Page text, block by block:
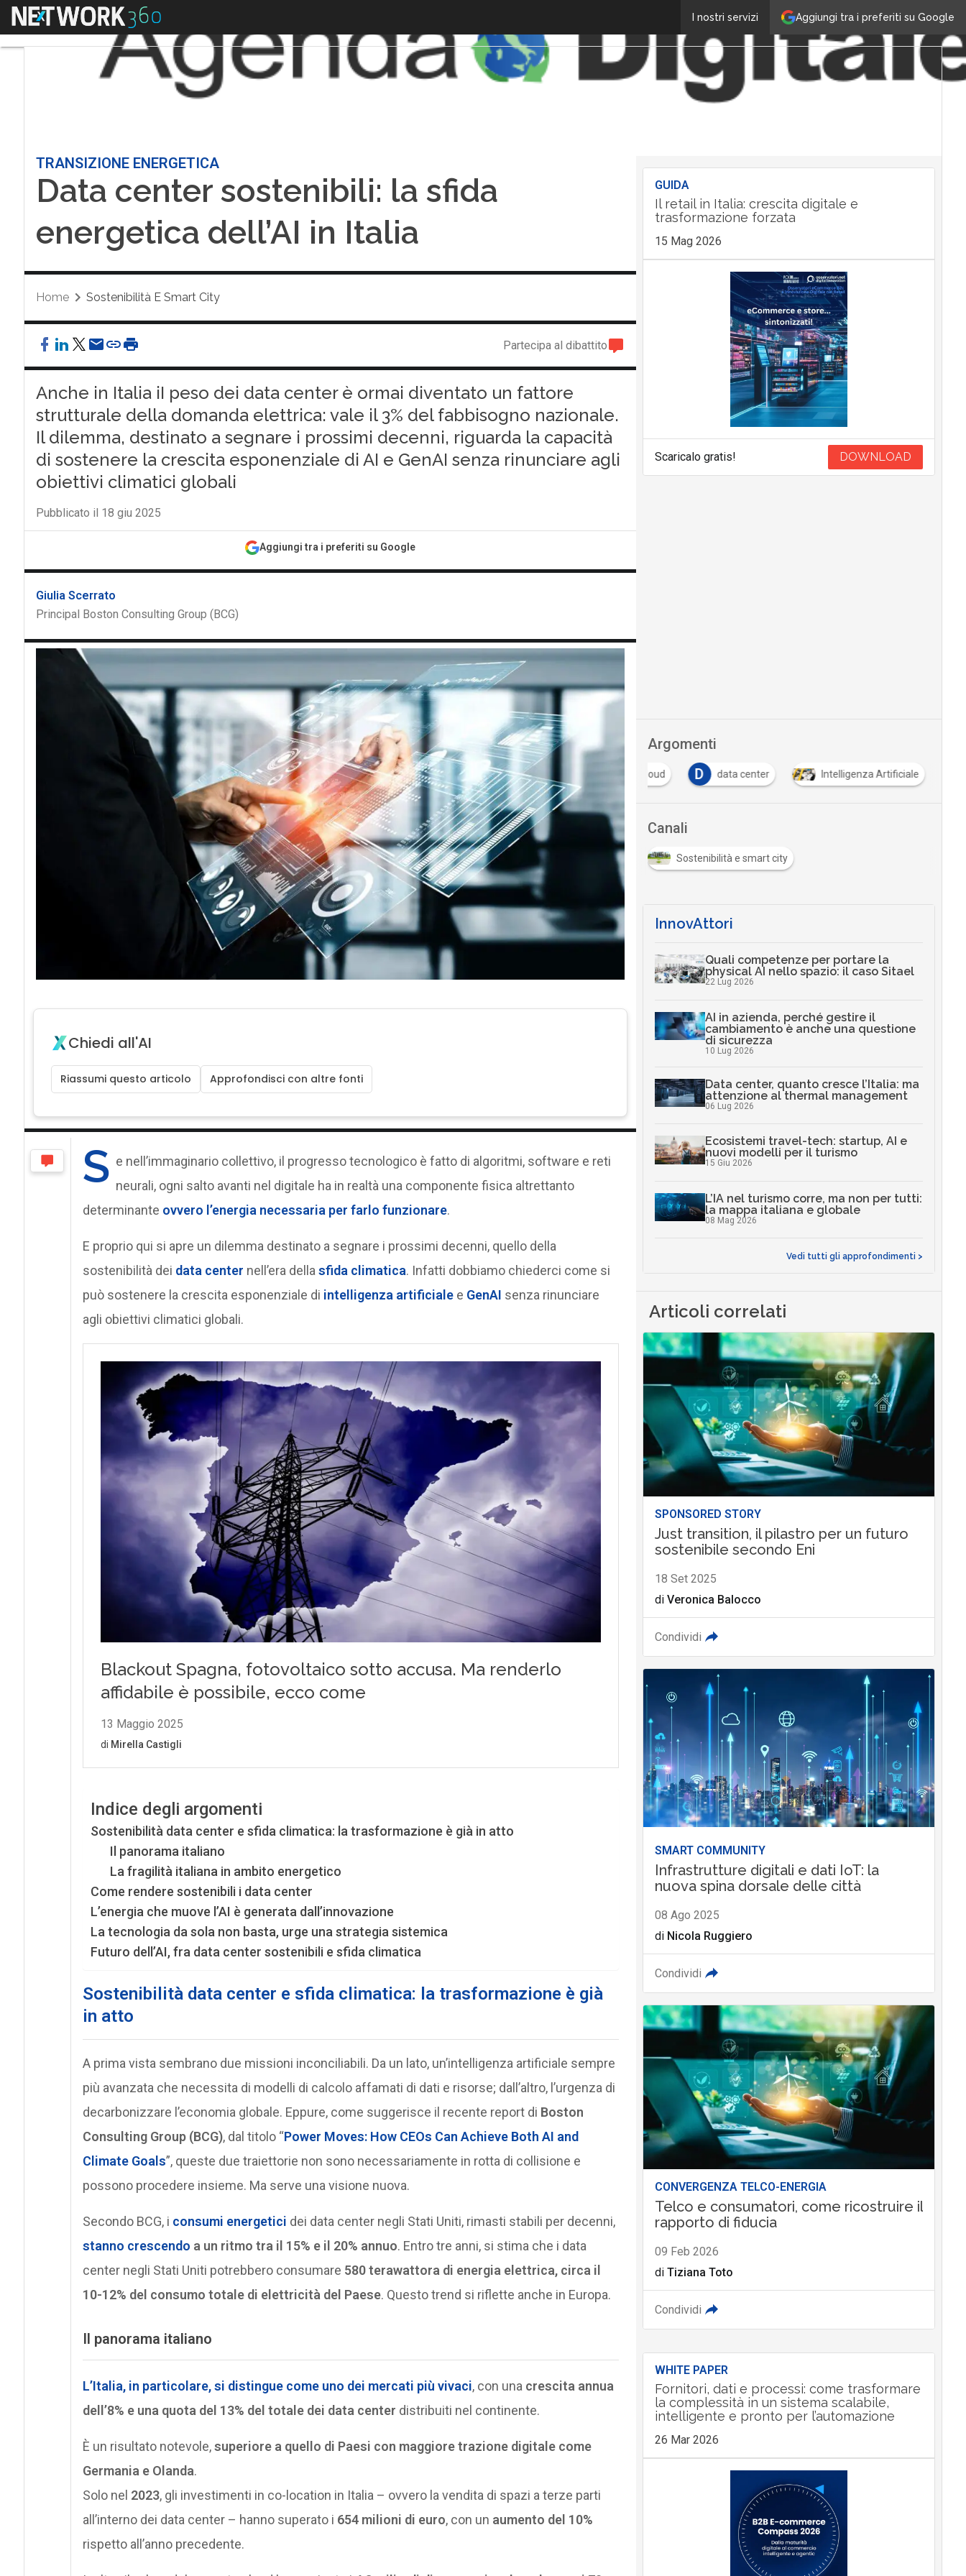
Aggiungi tra i preferiti su Google
I nostri servizi
Menu
TRANSIZIONE ENERGETICA
Data center sostenibili: la sfida
energetica dell’AI in Italia
Home Sostenibilità E Smart City
Partecipa al dibattito
Anche in Italia iI peso dei data center è ormai diventato un fattore
strutturale della domanda elettrica: vale il 3% del fabbisogno nazionale.
Il dilemma, destinato a segnare i prossimi decenni, riguarda la capacità
di sostenere la crescita esponenziale di AI e GenAI senza rinunciare agli
obiettivi climatici globali
Pubblicato il 18 giu 2025
Aggiungi tra i preferiti su Google
Giulia Scerrato
Principal Boston Consulting Group (BCG)
Chiedi all'AI
Riassumi questo articolo Approfondisci con altre fonti
S e nell’immaginario collettivo, il progresso tecnologico è fatto di algoritmi, software e reti
neurali, ogni salto avanti nel digitale ha in realtà una componente fisica altrettanto
determinante ovvero l’energia necessaria per farlo funzionare.
E proprio qui si apre un dilemma destinato a segnare i prossimi decenni, quello della
sostenibilità dei data center nell’era della sfida climatica. Infatti dobbiamo chiederci come si
può sostenere la crescita esponenziale di intelligenza artificialee GenAI senza rinunciare
agli obiettivi climatici globali.
Indice degli argomenti
Sostenibilità data center e sfida climatica: la trasformazione è già in atto
Il panorama italiano
La fragilità italiana in ambito energetico
Come rendere sostenibili i data center
L’energia che muove l’AI è generata dall’innovazione
La tecnologia da sola non basta, urge una strategia sistemica
Futuro dell’AI, fra data center sostenibili e sfida climatica
Sostenibilità data center e sfida climatica: la trasformazione è già
in atto
A prima vista sembrano due missioni inconciliabili. Da un lato, un’intelligenza artificiale sempre
più avanzata che necessita di modelli di calcolo affamati di dati e risorse; dall’altro, l’urgenza di
decarbonizzare l’economia globale. Eppure, come suggerisce il recente report di Boston
Consulting Group (BCG), dal titolo “Power Moves: How CEOs Can Achieve Both AI and
Climate Goals”, queste due traiettorie non sono necessariamente in rotta di collisione e
possono procedere insieme. Ma serve una visione nuova.
Secondo BCG, i consumi energetici dei data center negli Stati Uniti, rimasti stabili per decenni,
stanno crescendo a un ritmo tra il 15% e il 20% annuo. Entro tre anni, si stima che i data
center negli Stati Uniti potrebbero consumare 580 terawattora di energia elettrica, circa il
10-12% del consumo totale di elettricità del Paese. Questo trend si riflette anche in Europa.
Il panorama italiano
L’Italia, in particolare, si distingue come uno dei mercati più vivaci, con una crescita annua
dell’8% e una quota del 13% del totale dei data center distribuiti nel continente.
È un risultato notevole,superiore a quello di Paesi con maggiore trazione digitale come
Germania e Olanda.
Solo nel 2023, gli investimenti in co-location in Italia – ovvero la vendita di spazi a terze parti
all’interno dei data center – hanno superato i 654 milioni di euro, con un aumento del 10%
rispetto all’anno precedente.
GUIDA
Il retail in Italia: crescita digitale e
trasformazione forzata
15 Mag 2026
Scaricalo gratis! DOWNLOAD
Argomenti
cloud D data center Intelligenza Artificiale
Canali
Sostenibilità e smart city
InnovAttori
Quali competenze per portare la
physical AI nello spazio: il caso Sitael
22 Lug 2026
AI in azienda, perché gestire il
cambiamento è anche una questione
di sicurezza
10 Lug 2026
Data center, quanto cresce l’Italia: ma
attenzione al thermal management
06 Lug 2026
Ecosistemi travel-tech: startup, AI e
nuovi modelli per il turismo
15 Giu 2026
L’IA nel turismo corre, ma non per tutti:
la mappa italiana e globale
08 Mag 2026
Vedi tutti gli approfondimenti >
Articoli correlati
SPONSORED STORY
Just transition, il pilastro per un futuro
sostenibile secondo Eni
18 Set 2025
di Veronica Balocco
Condividi
SMART COMMUNITY
Infrastrutture digitali e dati IoT: la
nuova spina dorsale delle città
08 Ago 2025
di Nicola Ruggiero
Condividi
CONVERGENZA TELCO-ENERGIA
Telco e consumatori, come ricostruire il
rapporto di fiducia
09 Feb 2026
di Tiziana Toto
Condividi
WHITE PAPER
Fornitori, dati e processi: come trasformare
la complessità in un sistema scalabile,
intelligente e pronto per l’automazione
26 Mar 2026